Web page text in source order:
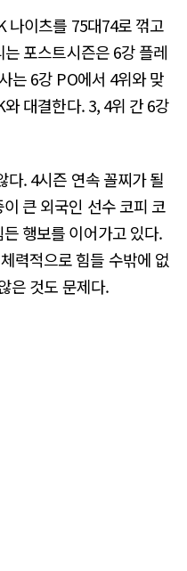
나이츠를 75대74로 꺾고
포스트시즌은 6강 플레
는 6강 PO에서 4위와 맞
대결한다. 3, 4위 간 6강
다. 4시즌 연속 꼴찌가 될
큰 외국인 선수 코피 코
행보를 이어가고 있다.
력적으로 힘들 수밖에 없
은 것도 문제다.